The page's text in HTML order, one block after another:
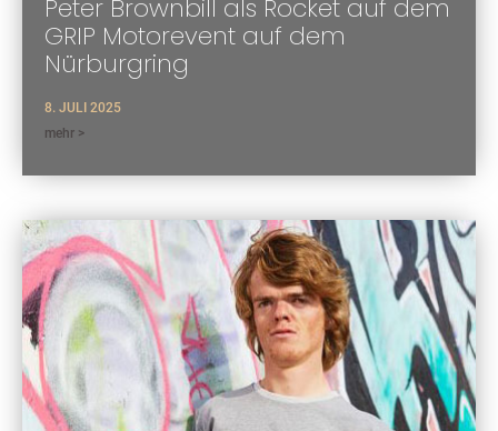
Peter Brownbill als Rocket auf dem
GRIP Motorevent auf dem
Nürburgring
8. JULI 2025
mehr >